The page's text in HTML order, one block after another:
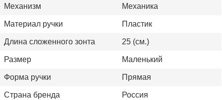
Механизм Механика
Материал ручки Пластик
Длина сложенного зонта 25 (см.)
Размер Маленький
Форма ручки Прямая
Страна бренда Россия